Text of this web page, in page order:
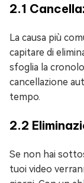
2.1
La causa più
capitare di
sfoglia la
cancellazione
tempo.
2.2
Se non hai
tuoi video